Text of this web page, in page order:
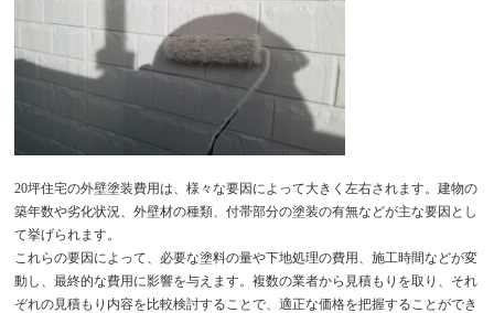
20坪住宅の外壁塗装費用は、様々な要因によって大きく左右されます。建物の
築年数や劣化状況、外壁材の種類、付帯部分の塗装の有無などが主な要因とし
て挙げられます。
これらの要因によって、必要な塗料の量や下地処理の費用、施工時間などが変
動し、最終的な費用に影響を与えます。複数の業者から見積もりを取り、それ
ぞれの見積もり内容を比較検討することで、適正な価格を把握することができ